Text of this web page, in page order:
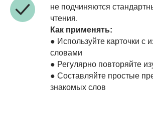
не подчиняются
чтения.
Как применять:
● Используйте карточки с
словами
● Регулярно повторяйте
● Составляйте простые
знакомых слов